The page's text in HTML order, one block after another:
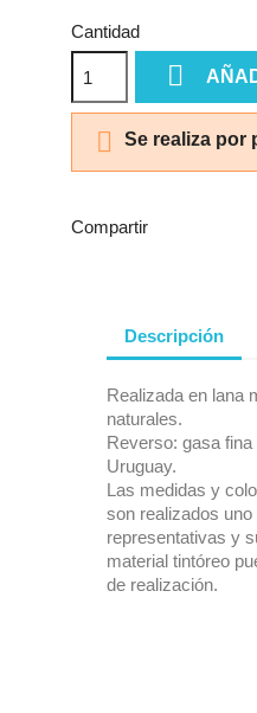
Cantidad

 Se realiza por
Compartir
Descripción
Realizada en lana
naturales.
Reverso: gasa
Uruguay.
Las medidas y
son realizados
representativas y
material tintóreo
de realización.